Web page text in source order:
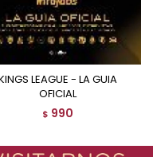
- LA GUIA
OFICIAL
$ 990